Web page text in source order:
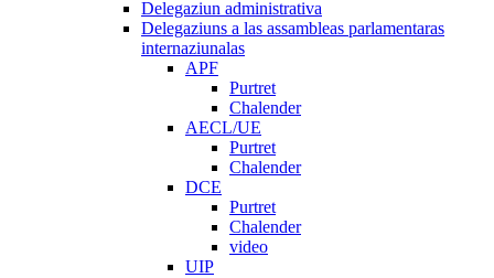
Delegaziun administrativa
Delegaziuns a las assambleas parlamentaras
internaziunalas
APF
Purtret
Chalender
AECL/UE
Purtret
Chalender
DCE
Purtret
Chalender
video
UIP